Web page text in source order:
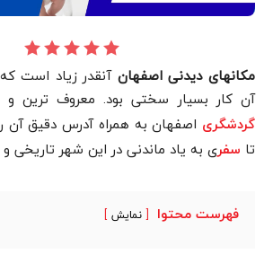
مکانهای دیدنی اصفهان آنقدر زیاد است
آن کار بسیار سختی بود. معروف ترین و
گردشگری اصفهان به همراه آدرس دقیق آن
تا سفری به یاد ماندنی در این شهر تاریخی
فهرست محتوا نمایش